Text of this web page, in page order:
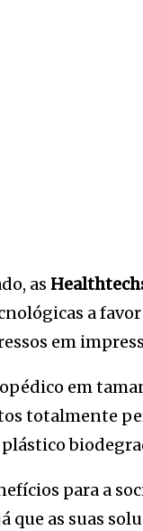
as
a
em
em
totalmente
para a
que as suas